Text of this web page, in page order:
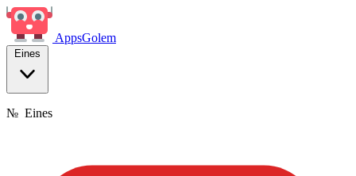
AppsGolem
Eines
№ Eines